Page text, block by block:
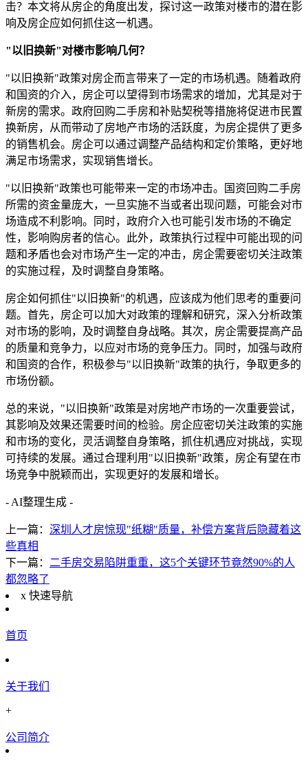
击？本文将从房企的角度出发，探讨这一政策对楼市的潜在影
响及房企应如何抓住这一机遇。
"以旧换新"对楼市影响几何？
"以旧换新"政策对房企而言带来了一定的市场机遇。随着政府
和国资的介入，房企可以望得到市场需求的增加，尤其是对于
新房的需求。政府回购二手房和补贴契税等措施将促进市民置
换新房，从而带动了房地产市场的活跃度，为房企提供了更多
的销售机会。房企可以通过调整产品结构和定价策略，更好地
满足市场需求，实现销售增长。
"以旧换新"政策也可能带来一定的市场冲击。国资回购二手房
所需的资金量庞大，一旦实施不当或者出现问题，可能会对市
场造成不利影响。同时，政府介入也可能引发市场的不确定
性，影响购房者的信心。此外，政策执行过程中可能出现的问
题和矛盾也会对市场产生一定的冲击，房企需要密切关注政策
的实施过程，及时调整自身策略。
房企如何抓住"以旧换新"的机遇，应该成为他们思考的重要问
题。首先，房企可以加大对政策的理解和研究，深入分析政策
对市场的影响，及时调整自身战略。其次，房企需要提高产品
的质量和竞争力，以应对市场的竞争压力。同时，加强与政府
和国资的合作，积极参与"以旧换新"政策的执行，争取更多的
市场份额。
总的来说，"以旧换新"政策是对房地产市场的一次重要尝试，
其影响及效果还需要时间的检验。房企应密切关注政策的实施
和市场的变化，灵活调整自身策略，抓住机遇应对挑战，实现
可持续的发展。通过合理利用"以旧换新"政策，房企有望在市
场竞争中脱颖而出，实现更好的发展和增长。
- AI整理生成 -
上一篇： 深圳人才房惊现"纸糊"质量，补偿方案背后隐藏着这
些真相
下一篇： 二手房交易陷阱重重，这5个关键环节竟然90%的人
都忽略了
x 快速导航
首页
关于我们
+
公司简介